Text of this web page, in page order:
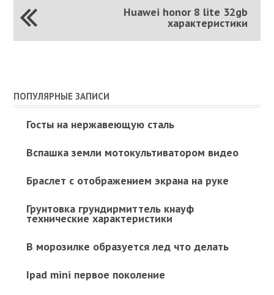
Huawei honor 8 lite 32gb
характеристики
ПОПУЛЯРНЫЕ ЗАПИСИ
Госты на нержавеющую сталь
Вспашка земли мотокультиватором видео
Браслет с отображением экрана на руке
Грунтовка грундирмиттель кнауф
технические характеристики
В морозилке образуется лед что делать
Ipad mini первое поколение